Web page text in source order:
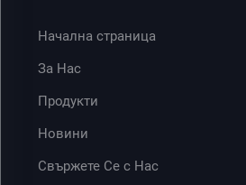
Начална страница
За Нас
Продукти
Новини
Свържете Се с Нас